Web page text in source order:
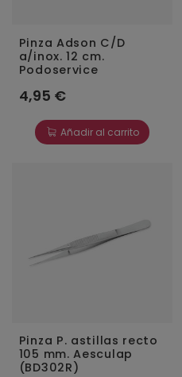
Pinza Adson C/D
a/inox. 12 cm.
Podoservice
4,95 €
Añadir al carrito
Pinza P. astillas recto
105 mm. Aesculap
(BD302R)